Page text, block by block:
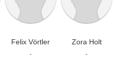
Felix Vörtler
-
Zora Holt
-